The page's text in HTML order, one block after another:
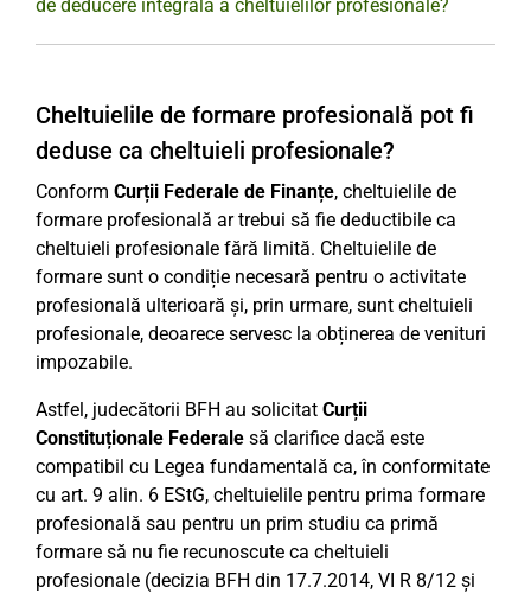
de deducere integrală a cheltuielilor profesionale?
Cheltuielile de formare profesională pot fi
deduse ca cheltuieli profesionale?
Conform Curții Federale de Finanțe, cheltuielile de
formare profesională ar trebui să fie deductibile ca
cheltuieli profesionale fără limită. Cheltuielile de
formare sunt o condiție necesară pentru o activitate
profesională ulterioară și, prin urmare, sunt cheltuieli
profesionale, deoarece servesc la obținerea de venituri
impozabile.
Astfel, judecătorii BFH au solicitat Curții
Constituționale Federale să clarifice dacă este
compatibil cu Legea fundamentală ca, în conformitate
cu art. 9 alin. 6 EStG, cheltuielile pentru prima formare
profesională sau pentru un prim studiu ca primă
formare să nu fie recunoscute ca cheltuieli
profesionale (decizia BFH din 17.7.2014, VI R 8/12 și